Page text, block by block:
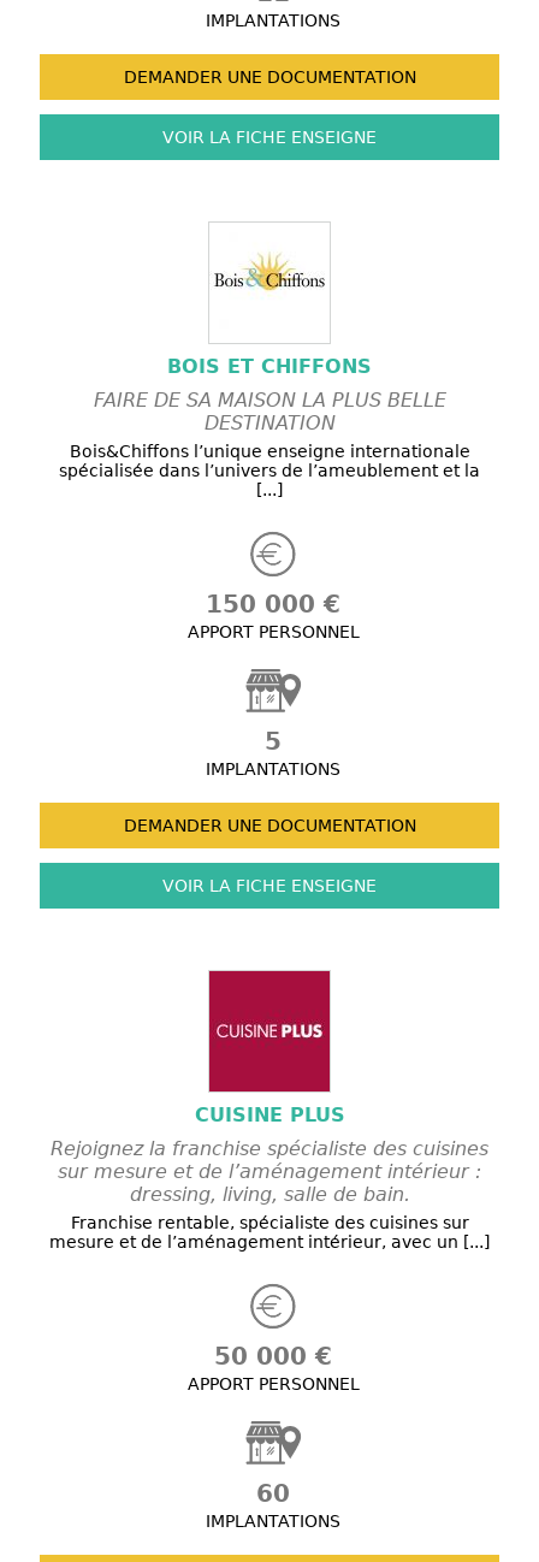
IMPLANTATIONS
DEMANDER UNE DOCUMENTATION
VOIR LA FICHE ENSEIGNE
BOIS ET CHIFFONS
FAIRE DE SA MAISON LA PLUS BELLE
DESTINATION
Bois&Chiffons l’unique enseigne internationale
spécialisée dans l’univers de l’ameublement et la
[...]
150 000 €
APPORT PERSONNEL
5
IMPLANTATIONS
DEMANDER UNE DOCUMENTATION
VOIR LA FICHE ENSEIGNE
CUISINE PLUS
Rejoignez la franchise spécialiste des cuisines
sur mesure et de l’aménagement intérieur :
dressing, living, salle de bain.
Franchise rentable, spécialiste des cuisines sur
mesure et de l’aménagement intérieur, avec un [...]
50 000 €
APPORT PERSONNEL
60
IMPLANTATIONS